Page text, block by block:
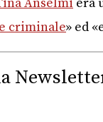
Anselmi era
criminale» ed